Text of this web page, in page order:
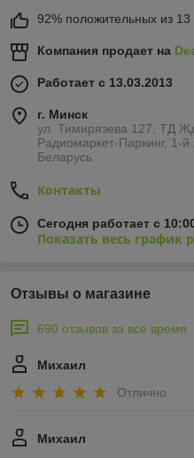
92% положительных из 13
Компания продает на
Работает с 13.03.2013
г. Минск
ул. Тимирязева 127, ТД
Радиомаркет-Паркинг, 1-
Беларусь
Контакты
Сегодня работает с
Показать весь график
Отзывы о магазине
690 отзывов за всё время
Михаил
Отлично
Михаил